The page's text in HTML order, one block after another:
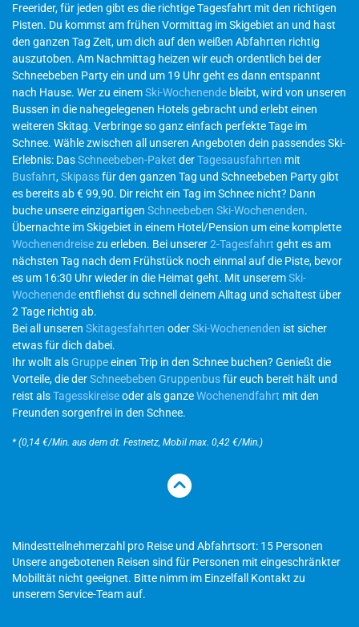
Freerider, für jeden gibt es die richtige Tagesfahrt mit den richtigen
Pisten. Du kommst am frühen Vormittag im Skigebiet an und hast
den ganzen Tag Zeit, um dich auf den weißen Abfahrten richtig
auszutoben. Am Nachmittag heizen wir euch ordentlich bei der
Schneebeben Party ein und um 19 Uhr geht es dann entspannt
nach Hause. Wer zu einemSki-Wochenende bleibt, wird von unseren
Bussen in die nahegelegenen Hotels gebracht und erlebt einen
weiteren Skitag. Verbringe so ganz einfach perfekte Tage im
Schnee. Wähle zwischen all unseren Angeboten dein passendes Ski-
Erlebnis: DasSchneebeben-Paket derTagesausfahrten mit
Busfahrt,Skipassfür den ganzen Tag und Schneebeben Party gibt
es bereits ab € 99,90. Dir reicht ein Tag im Schnee nicht? Dann
buche unsere einzigartigen Schneebeben Ski-Wochenenden.
Übernachte im Skigebiet in einem Hotel/Pension um eine komplette
Wochenendreisezu erleben. Bei unserer2-Tagesfahrt geht es am
nächsten Tag nach dem Frühstück noch einmal auf die Piste, bevor
es um 16:30 Uhr wieder in die Heimat geht. Mit unseremSki-
Wochenendeentfliehst du schnell deinem Alltag und schaltest über
2 Tage richtig ab.
Bei all unseren Skitagesfahrten oderSki-Wochenenden ist sicher
etwas für dich dabei.
Ihr wollt alsGruppeeinen Trip in den Schnee buchen? Genießt die
Vorteile, die derSchneebeben Gruppenbusfür euch bereit hält und
reist alsTagesskireiseoder als ganzeWochenendfahrt mit den
Freunden sorgenfrei in den Schnee.
* (0,14 €/Min. aus dem dt. Festnetz, Mobil max. 0,42 €/Min.)
Mindestteilnehmerzahl pro Reise und Abfahrtsort: 15 Personen
Unsere angebotenen Reisen sind für Personen mit eingeschränkter
Mobilität nicht geeignet. Bitte nimm im Einzelfall Kontakt zu
unserem Service-Team auf.